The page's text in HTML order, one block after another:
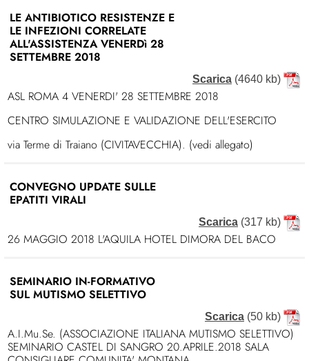
LE ANTIBIOTICO RESISTENZE E
LE INFEZIONI CORRELATE
ALL'ASSISTENZA VENERDì 28
SETTEMBRE 2018
Scarica (4640 kb)
ASL ROMA 4 VENERDI' 28 SETTEMBRE 2018
CENTRO SIMULAZIONE E VALIDAZIONE DELL'ESERCITO
via Terme di Traiano (CIVITAVECCHIA). (vedi allegato)
CONVEGNO UPDATE SULLE
EPATITI VIRALI
Scarica (317 kb)
26 MAGGIO 2018 L'AQUILA HOTEL DIMORA DEL BACO
SEMINARIO IN-FORMATIVO
SUL MUTISMO SELETTIVO
Scarica (50 kb)
A.I.Mu.Se. (ASSOCIAZIONE ITALIANA MUTISMO SELETTIVO)
SEMINARIO CASTEL DI SANGRO 20.APRILE.2018 SALA